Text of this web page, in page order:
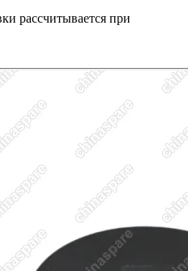
рассчитывается при